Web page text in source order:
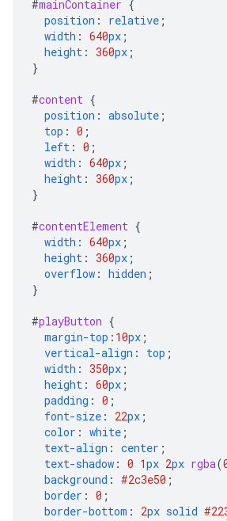
#mainContainer {
position : relative ;
width : 640px ;
height : 360px ;
}
#content {
position : absolute ;
top : 0 ;
left : 0 ;
width : 640px ;
height : 360px ;
}
#contentElement {
width : 640px ;
height : 360px ;
overflow : hidden ;
}
#playButton {
margin-top : 10px ;
vertical-align : top ;
width : 350px ;
height : 60px ;
padding : 0 ;
font-size : 22px ;
color : white ;
text-align : center ;
text-shadow : 0 1px 2px rgba(
background : #2c3e50 ;
border : 0 ;
border-bottom : 2px solid